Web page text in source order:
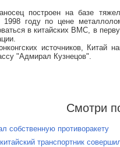
построен на базе
году по цене
в китайских ВМС, в
источников, Китай
"Адмирал Кузнецов".
Смотри
собственную противоракету
транспортник